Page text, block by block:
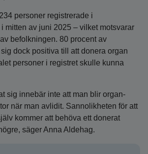
personer registrerade i
mitten av juni 2025 – vilket motsvarar
befolkningen. 80 procent av
dock positiva till att donera organ
personer i registret skulle kunna
sig innebär inte att man blir organ-
när man avlidit. Sannolikheten för att
kommer att behöva ett donerat
säger Anna Aldehag.